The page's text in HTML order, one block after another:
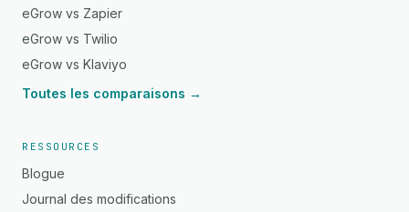
eGrow vs Zapier
eGrow vs Twilio
eGrow vs Klaviyo
Toutes les comparaisons →
RESSOURCES
Blogue
Journal des modifications